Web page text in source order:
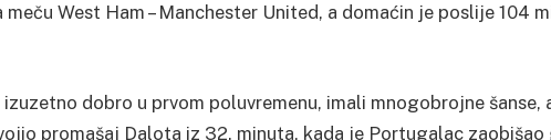
West Ham – Manchester United, a domaćin je poslije 104
dobro u prvom poluvremenu, imali mnogobrojne šanse,
promašaj Dalota iz 32. minuta, kada je Portugalac zaobišao